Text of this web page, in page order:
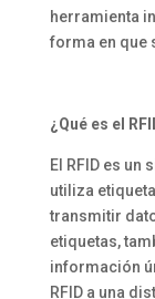
herramienta
forma en que
¿Qué es el
El RFID es
utiliza
transmitir
etiquetas,
información
RFID a una